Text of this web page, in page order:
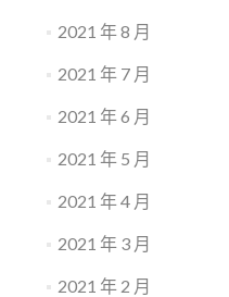
2021 年 8 月
2021 年 7 月
2021 年 6 月
2021 年 5 月
2021 年 4 月
2021 年 3 月
2021 年 2 月